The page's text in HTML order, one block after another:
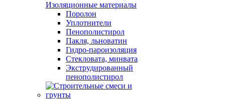
Изоляционные материалы
Поролон
Уплотнители
Пенополистирол
Пакля, льноватин
Гидро-пароизоляция
Стекловата, минвата
Экструдированный
пенополистирол